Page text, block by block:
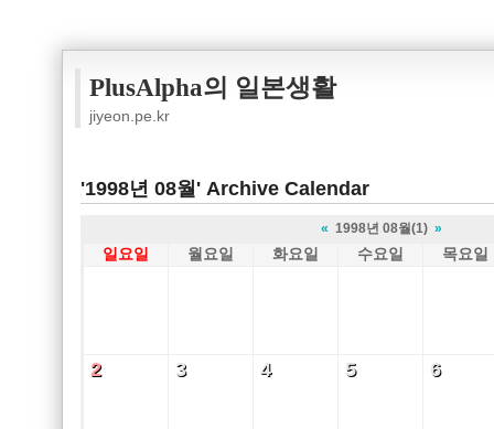
PlusAlpha의 일본생활
jiyeon.pe.kr
'1998년 08월' Archive Calendar
« 1998년 08월(1) »
일요일 월요일 화요일 수요일 목요일
2
2 3
3 4
4 5
5 6
6